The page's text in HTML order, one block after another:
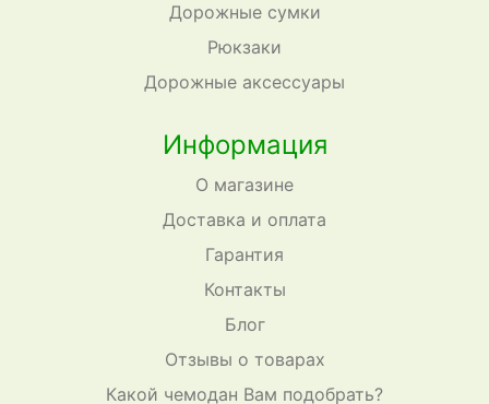
Дорожные сумки
Рюкзаки
Дорожные аксессуары
Информация
О магазине
Доставка и оплата
Гарантия
Контакты
Блог
Отзывы о товарах
Какой чемодан Вам подобрать?